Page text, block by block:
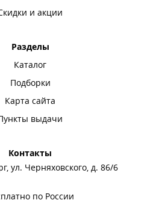
и акции
Разделы
Каталог
Подборки
Карта сайта
выдачи
Контакты
ул. Черняховского, д. 86/6
по России